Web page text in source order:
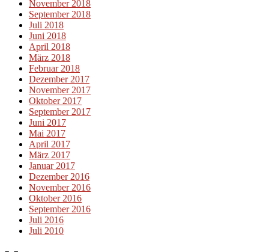
November 2018
September 2018
Juli 2018
Juni 2018
April 2018
März 2018
Februar 2018
Dezember 2017
November 2017
Oktober 2017
September 2017
Juni 2017
Mai 2017
April 2017
März 2017
Januar 2017
Dezember 2016
November 2016
Oktober 2016
September 2016
Juli 2016
Juli 2010